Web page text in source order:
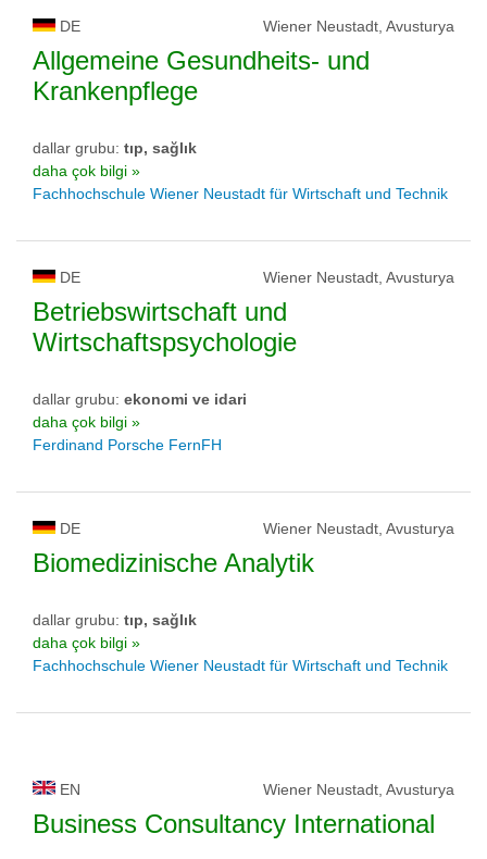
DE Wiener Neustadt, Avusturya
Allgemeine Gesundheits- und
Krankenpflege
dallar grubu: tıp, sağlık
daha çok bilgi »
Fachhochschule Wiener Neustadt für Wirtschaft und Technik
DE Wiener Neustadt, Avusturya
Betriebswirtschaft und
Wirtschaftspsychologie
dallar grubu: ekonomi ve idari
daha çok bilgi »
Ferdinand Porsche FernFH
DE Wiener Neustadt, Avusturya
Biomedizinische Analytik
dallar grubu: tıp, sağlık
daha çok bilgi »
Fachhochschule Wiener Neustadt für Wirtschaft und Technik
EN Wiener Neustadt, Avusturya
Business Consultancy International